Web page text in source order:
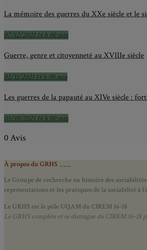
La mémoire des guerres du XXe siècle et le
07/12/2021 14 h 00 min
Guerre, genre et citoyenneté au XVIIIe siècle
02/11/2021 14 h 00 min
Les guerres de la papauté au XIVe siècle :
05/10/2021 14 h 00 min
0 Avis
À propos du GRHS ___
Le Groupe de recherche en histoire des
représentations et les pratiques de la sociabilité à
Le GRHS est le pôle UQAM du CIREM 16-18
Le GRHS complète et se distingue du CIREM 16-18